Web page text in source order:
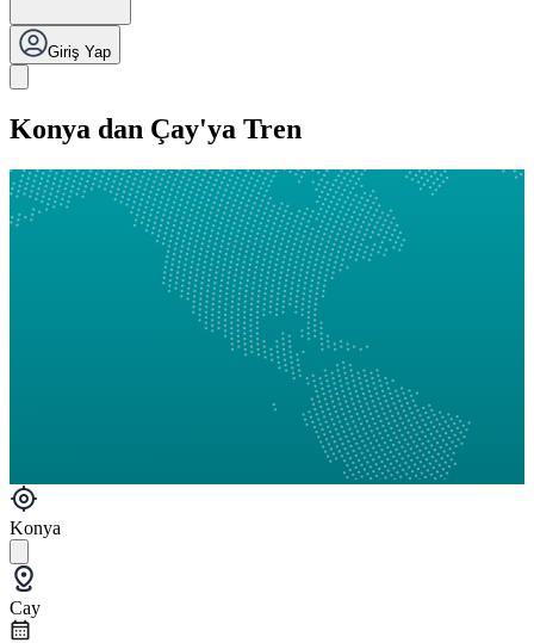
Giriş Yap
Konya dan Çay'ya Tren
Konya
Cay